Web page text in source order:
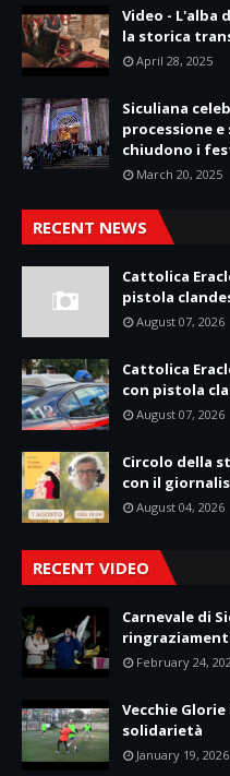
Video - L'alba
la storica
April 28, 2025
Siculiana
processione
chiudono i
March 20, 2025
RECENT NEWS
Cattolica
pistola
August 07, 2026
Cattolica
con pistola
August 07, 2026
Circolo della
con il
August 04, 2026
RECENT VIDEO
Carnevale di
February 24,
Vecchie
solidarietà
January 19, 2026